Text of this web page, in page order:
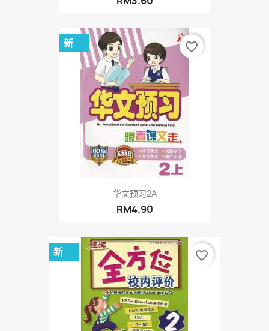
华文预习2A
RM4.90
新 favorite_border
新 favorite_border